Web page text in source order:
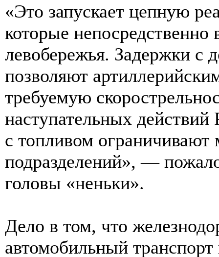
«Это запускает цепную
которые непосредственно
левобережья. Задержки с
позволяют
требуемую
наступательных
с топливом
подразделений», —
головы «неньки».
Дело в том, что
автомобильный транспорт